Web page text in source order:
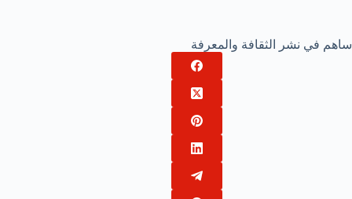
ساهم في نشر الثقافة والمعرفة